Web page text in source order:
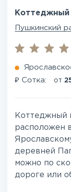
Коттеджный
Пушкинский
₽ Сотка: от
Коттеджный
расположен
деревней
можно по
дороге или